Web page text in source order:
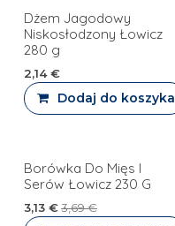
PROMOCJA
Dżem Jagodowy
Niskosłodzony Łowicz
280 g
2,14€
Dodaj do koszyka
Borówka Do Mięs I
Serów Łowicz 230 G
3,13 €3,69€